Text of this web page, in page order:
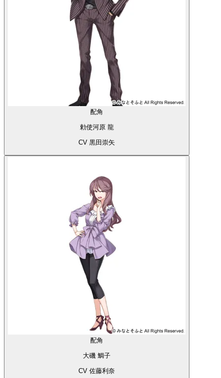
配角
勅使河原 龍
CV 黒田崇矢
配角
大磯 鯛子
CV 佐藤利奈